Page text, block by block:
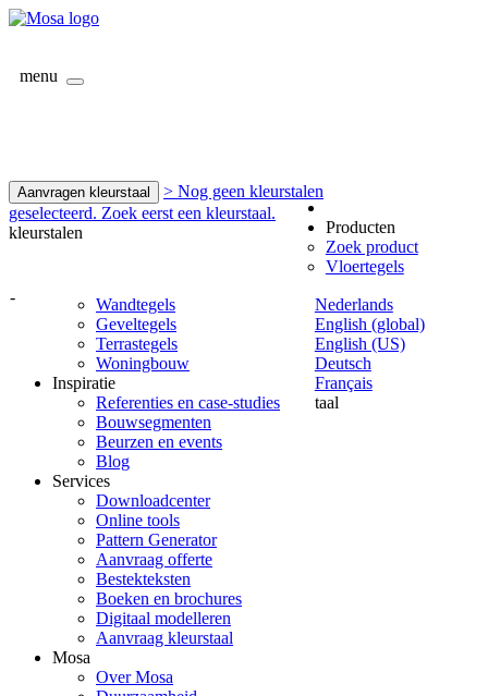
menu
Aanvragen kleurstaal
> Nog geen kleurstalen
geselecteerd. Zoek eerst een kleurstaal.
kleurstalen
-
Nederlands
English (global)
English (US)
Deutsch
Français
taal
Producten
Zoek product
Vloertegels
Wandtegels
Geveltegels
Terrastegels
Woningbouw
Inspiratie
Referenties en case-studies
Bouwsegmenten
Beurzen en events
Blog
Services
Downloadcenter
Online tools
Pattern Generator
Aanvraag offerte
Bestekteksten
Boeken en brochures
Digitaal modelleren
Aanvraag kleurstaal
Mosa
Over Mosa